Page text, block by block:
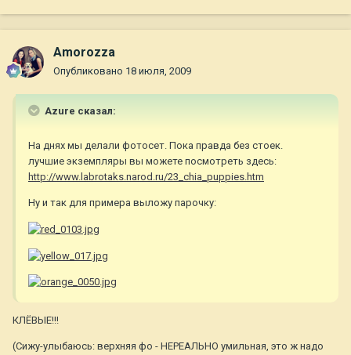
Amorozza
Опубликовано 18 июля, 2009
Azure сказал:
На днях мы делали фотосет. Пока правда без стоек.
лучшие экземпляры вы можете посмотреть здесь:
http://www.labrotaks.narod.ru/23_chia_puppies.htm
Ну и так для примера выложу парочку:
КЛЁВЫЕ!!!
(Сижу-улыбаюсь: верхняя фо - НЕРЕАЛЬНО умильная, это ж надо